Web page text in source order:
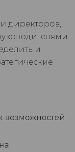
директоров,
и